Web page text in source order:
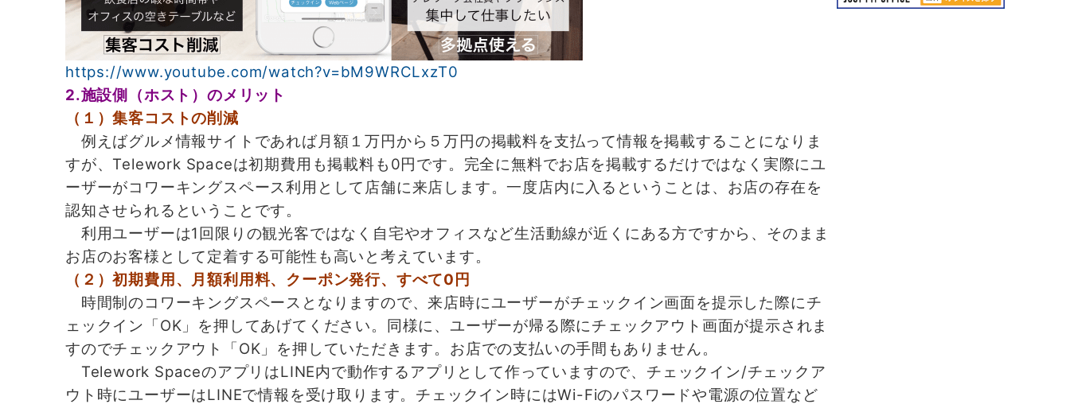
https://www.youtube.com/watch?v=bM9WRCLxzT0
2.施設側（ホスト）のメリット
（１）集客コストの削減
例えばグルメ情報サイトであれば月額１万円から５万円の掲載料を支払って情報を掲載することになりま
すが、Telework Spaceは初期費用も掲載料も0円です。完全に無料でお店を掲載するだけではなく実際にユ
ーザーがコワーキングスペース利用として店舗に来店します。一度店内に入るということは、お店の存在を
認知させられるということです。
利用ユーザーは1回限りの観光客ではなく自宅やオフィスなど生活動線が近くにある方ですから、そのまま
お店のお客様として定着する可能性も高いと考えています。
（２）初期費用、月額利用料、クーポン発行、すべて0円
時間制のコワーキングスペースとなりますので、来店時にユーザーがチェックイン画面を提示した際にチ
ェックイン「OK」を押してあげてください。同様に、ユーザーが帰る際にチェックアウト画面が提示されま
すのでチェックアウト「OK」を押していただきます。お店での支払いの手間もありません。
Telework SpaceのアプリはLINE内で動作するアプリとして作っていますので、チェックイン/チェックア
ウト時にユーザーはLINEで情報を受け取ります。チェックイン時にはWi-Fiのパスワードや電源の位置など